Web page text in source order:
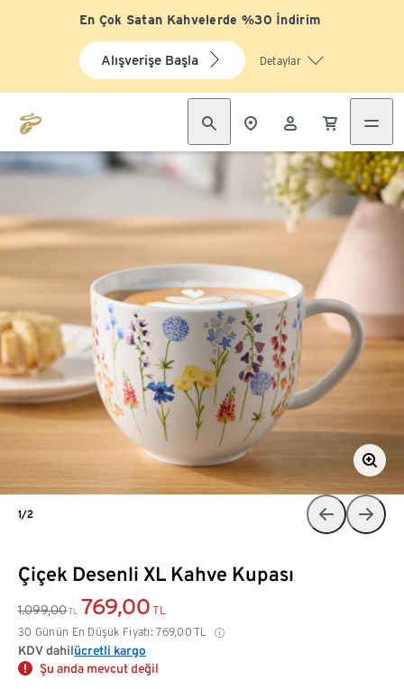
En Çok Satan Kahvelerde %30 İndirim
Alışverişe Başla Detaylar
Çiçek Desenli XL Kahve Kupası
1.099,00 TL 769,00 TL
30 Günün En Düşük Fiyatı: 769,00 TL
KDV dahilücretli kargo
Şu anda mevcut değil
1/2